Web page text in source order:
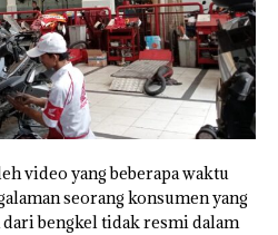
video yang beberapa waktu
seorang konsumen yang
bengkel tidak resmi dalam